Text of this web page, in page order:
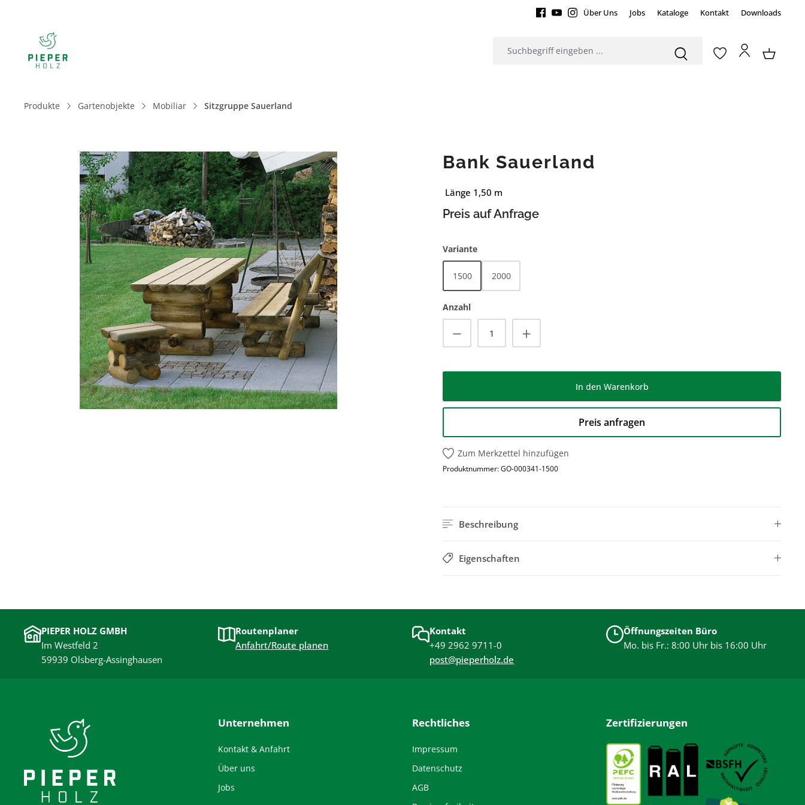
Über Uns Jobs Kataloge Kontakt Downloads
Produkte Gartenobjekte Mobiliar Sitzgruppe Sauerland
Bildergalerie überspringen Bank Sauerland
Länge 1,50 m
Preis auf Anfrage
Varianteauswählen
1500 2000
Anzahl
Produkt Anzahl: Gib den gewünschten Wert ein
In den Warenkorb
Preis anfragen
Zum Merkzettel hinzufügen
Produktnummer:GO-000341-1500
Beschreibung
Eigenschaften
PIEPER HOLZ GMBH
Im Westfeld 2
59939 Olsberg-Assinghausen
Routenplaner
Anfahrt/Route planen
Kontakt
+49 2962 9711-0
post@pieperholz.de
Öffnungszeiten Büro
Mo. bis Fr.: 8:00 Uhr bis 16:00 Uhr
Unternehmen
Kontakt & Anfahrt
Über uns
Jobs
Rechtliches
Impressum
Datenschutz
AGB
Zertifizierungen